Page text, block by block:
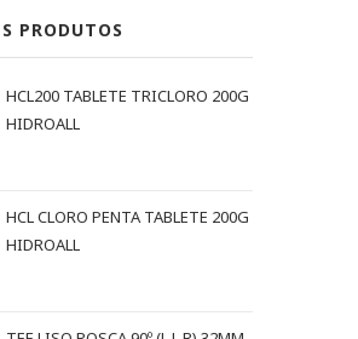
PRODUTOS
HCL200 TABLETE TRICLORO 200G
HIDROALL
HCL CLORO PENTA TABLETE 200G
HIDROALL